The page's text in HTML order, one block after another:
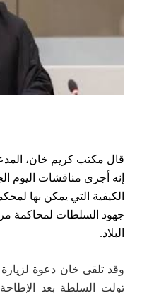
قال مكتب كريم خان،
إنه أجرى مناقشات اليوم
الكيفية التي يمكن بها
جهود السلطات لمحاكمة
البلاد.
وقد تلقى خان دعوة لزيارة
تولت السلطة بعد